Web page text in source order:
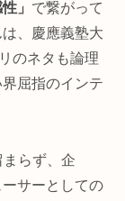
」 で繋がって
、慶應義塾大
のネタも論理
屈指のインテ
らず、企
サーとしての